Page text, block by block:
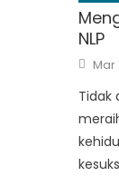
NLP
on
Mar
Tidak